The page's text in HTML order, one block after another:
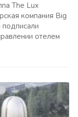
The Lux
компания Big
отелем